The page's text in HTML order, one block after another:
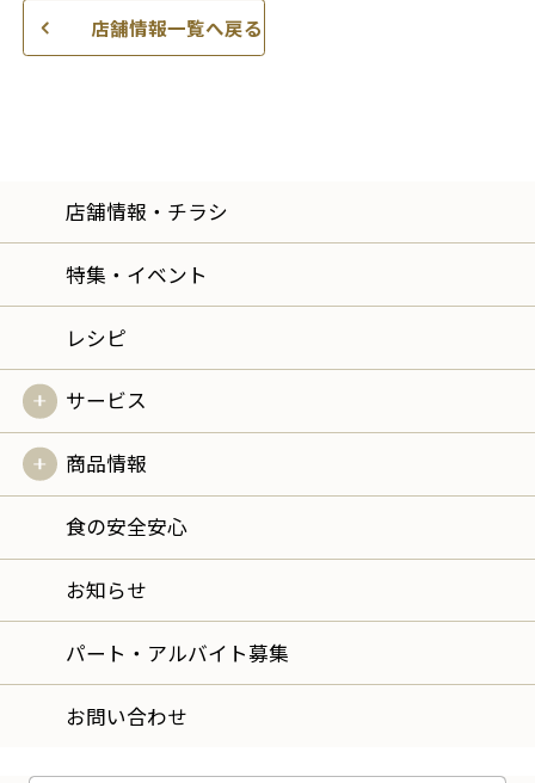
店舗情報一覧へ戻る
店舗情報・チラシ
特集・イベント
レシピ
サービス
商品情報
食の安全安心
お知らせ
パート・アルバイト募集
お問い合わせ